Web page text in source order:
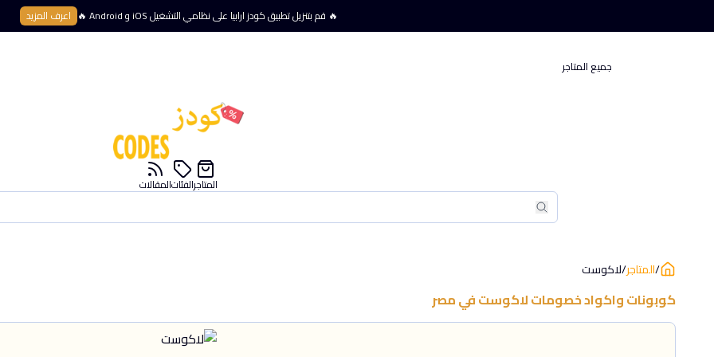
🔥 قم بتنزيل تطبيق كودز ارابيا على نظامي التشغيل iOS و Android 🔥 اعرف المزيد
جميع المتاجر
بحث
بحث
المتاجرالفئاتالمقالات
/المتاجر/لاكوست
كوبونات واكواد خصوماتلاكوستفيمصر